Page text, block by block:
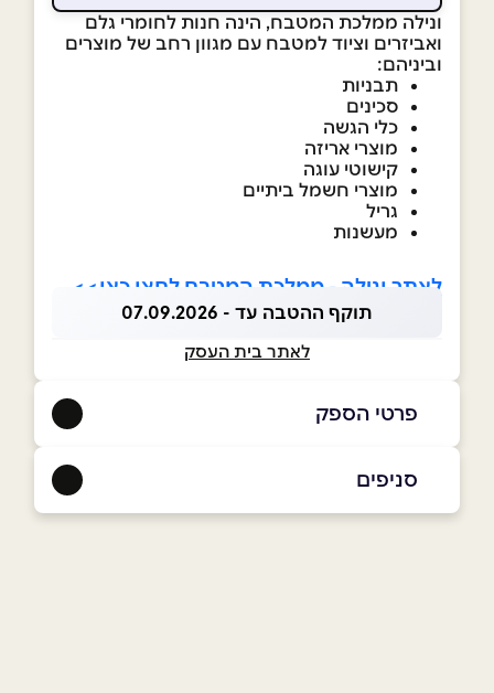
ונילה ממלכת המטבח, הינה חנות לחומרי גלם
ואביזרים וציוד למטבח עם מגוון רחב של מוצרים
וביניהם:
תבניות
סכינים
כלי הגשה
מוצרי אריזה
קישוטי עוגה
מוצרי חשמל ביתיים
גריל
מעשנות
לאתר ונילה - ממלכת המטבח לחצו כאן>>
תוקף ההטבה עד - 07.09.2026
לאתר בית העסק
פרטי הספק
באתר
סניפים